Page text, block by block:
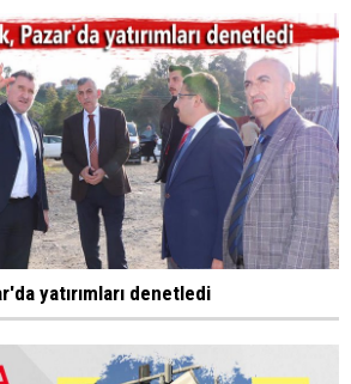
yatırımları denetledi